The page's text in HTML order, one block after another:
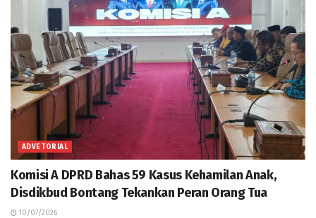
ADVETORIAL
Komisi A DPRD Bahas 59 Kasus Kehamilan Anak,
Disdikbud Bontang Tekankan Peran Orang Tua
10/07/2026